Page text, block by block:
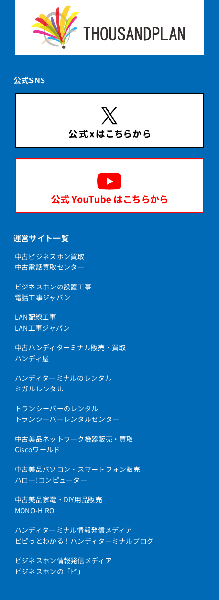
公式SNS
運営サイト一覧
中古ビジネスホン買取
中古電話買取センター
ビジネスホンの設置工事
電話工事ジャパン
LAN配線工事
LAN工事ジャパン
中古ハンディターミナル販売・買取
ハンディ屋
ハンディターミナルのレンタル
ミガルレンタル
トランシーバーのレンタル
トランシーバーレンタルセンター
中古美品ネットワーク機器販売・買取
Ciscoワールド
中古美品パソコン・スマートフォン販売
ハロー!コンピューター
中古美品家電・DIY用品販売
MONO-HIRO
ハンディターミナル情報発信メディア
ピピっとわかる！ハンディターミナルブログ
ビジネスホン情報発信メディア
ビジネスホンの「ビ」